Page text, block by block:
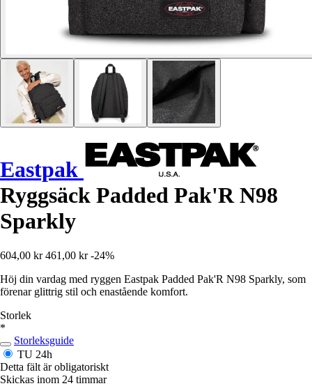
Eastpak
Ryggsäck Padded Pak'R N98
Sparkly
604,00 kr 461,00 kr -24%
Höj din vardag med ryggen Eastpak Padded Pak'R N98 Sparkly, som
förenar glittrig stil och enastående komfort.
Storlek
*
Storleksguide
TU 24h
Detta fält är obligatoriskt
Skickas inom 24 timmar